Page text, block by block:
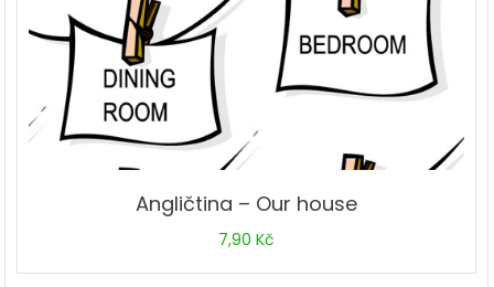
Angličtina – Our house
7,90Kč